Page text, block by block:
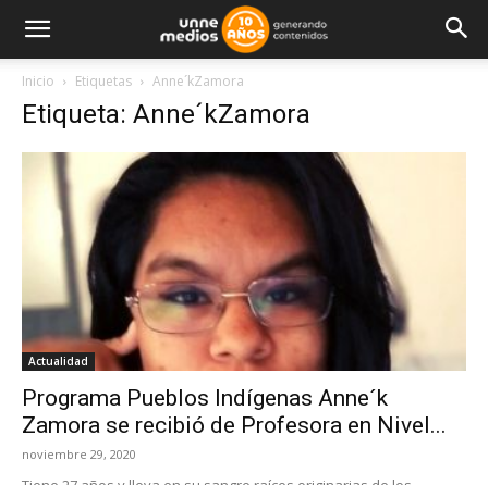
Inicio Etiquetas Anne´kZamora
Etiqueta: Anne´kZamora
Actualidad
Programa Pueblos Indígenas Anne´k
Zamora se recibió de Profesora en Nivel...
noviembre 29, 2020